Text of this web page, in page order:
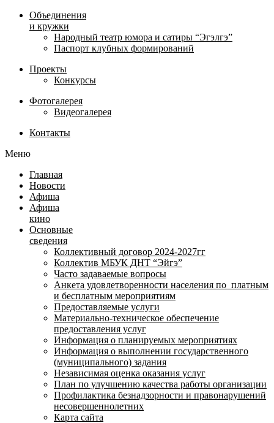
Объединения
и кружки
Народный театр юмора и сатиры “Эгэлгэ”
Паспорт клубных формирований
Проекты
Конкурсы
Фотогалерея
Видеогалерея
Контакты
Меню
Главная
Новости
Афиша
Афиша
кино
Основные
сведения
Коллективный договор 2024-2027гг
Коллектив МБУК ДНТ “Эйгэ”
Часто задаваемые вопросы
Анкета удовлетворенности населения по платным
и бесплатным мероприятиям
Предоставляемые услуги
Материально-техническое обеспечение
предоставления услуг
Информация о планируемых мероприятиях
Информация о выполнении государственного
(муниципального) задания
Независимая оценка оказания услуг
План по улучшению качества работы организации
Профилактика безнадзорности и правонарушений
несовершеннолетних
Карта сайта